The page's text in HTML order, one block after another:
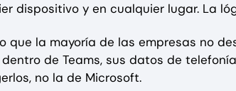
dispositivo y en cualquier lugar. La
que la mayoría de las empresas no
de Teams, sus datos de
no la de Microsoft.